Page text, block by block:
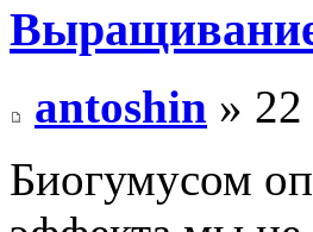
Выращивание
antoshin »
Биогумусом